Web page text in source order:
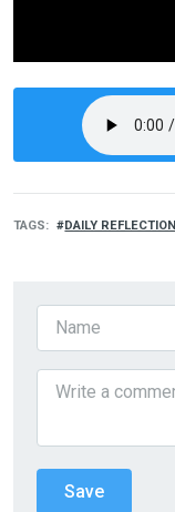
TAGS DAILY REFLECTION